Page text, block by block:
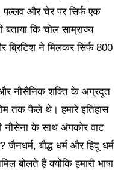
पल्लव और चेर पर सिर्फ एक
बताया कि चोल साम्राज्य
ब्रिटिश ने मिलकर सिर्फ 800
नौसैनिक शक्ति के अग्रदूत
तक फैले थे। हमारे इतिहास
नौसेना के साथ अंगकोर वाट
बौद्ध धर्म और हिंदू धर्म
बोलते हैं क्योंकि हमारी भाषा